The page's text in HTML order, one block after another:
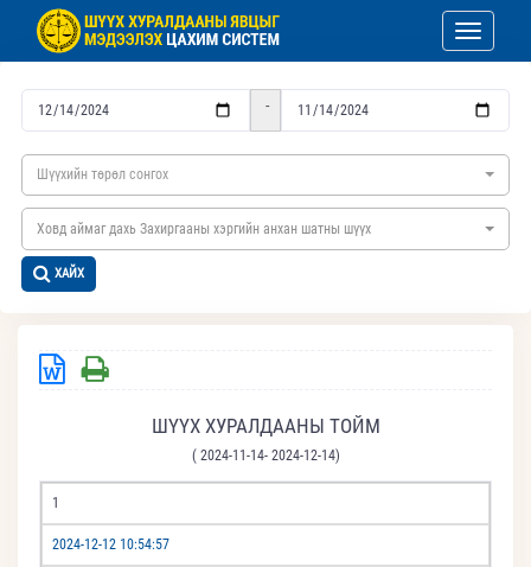
Toggle
-
Шүүхийн төрөл сонгох
Ховд аймаг дахь Захиргааны хэргийн анхан шатны шүүх
ХАЙХ
ШҮҮХ ХУРАЛДААНЫ ТОЙМ
( 2024-11-14- 2024-12-14)
1
2024-12-12 10:54:57